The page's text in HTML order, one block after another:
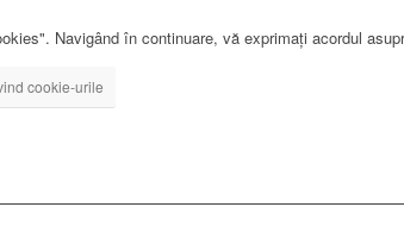
Navigând în continuare, vă exprimați acordul
cookie-urile